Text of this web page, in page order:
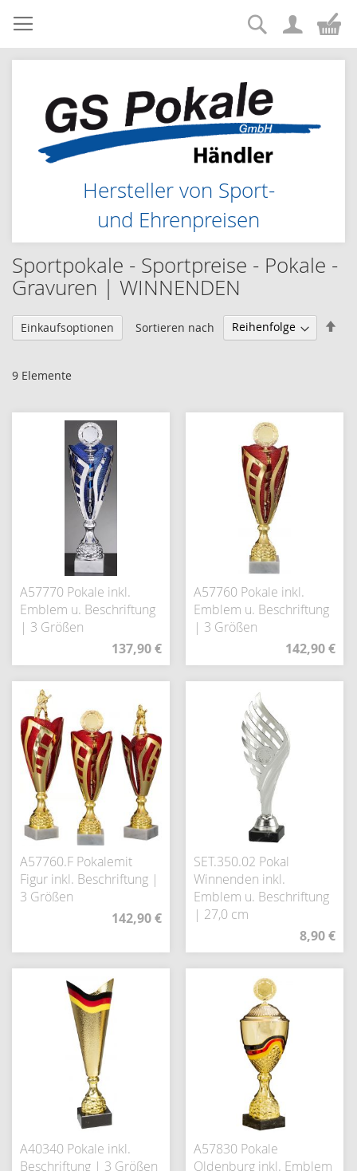
Zum
Inhalt
springen
Hersteller von Sport-
und Ehrenpreisen
Suche
Sportpokale - Sportpreise - Pokale -
Gravuren | WINNENDEN
Einkaufsoptionen
9 Elemente
Sortieren nach
A57770 Pokale inkl.
Emblem u. Beschriftung
| 3 Größen
137,90 €
A57760 Pokale inkl.
Emblem u. Beschriftung
| 3 Größen
142,90 €
A57760.F Pokalemit
Figur inkl. Beschriftung |
3 Größen
142,90 €
SET.350.02 Pokal
Winnenden inkl.
Emblem u. Beschriftung
| 27,0 cm
8,90 €
A40340 Pokale inkl.
Beschriftung | 3 Größen
A57830 Pokale
Oldenburg inkl. Emblem